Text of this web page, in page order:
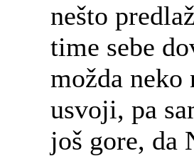
nešto
time sebe
možda
usvoji, pa
još gore,